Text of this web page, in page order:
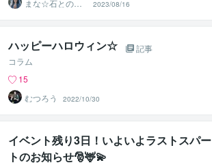
まな☆石との絆
を整える占い師
＆セラピスト
2023/08/16
ハッピーハロウィン☆
記事
コラム
15
むつろう
2022/10/30
イベント残り3日！いよいよラストスパー
トのお知らせ🎅🦌💫